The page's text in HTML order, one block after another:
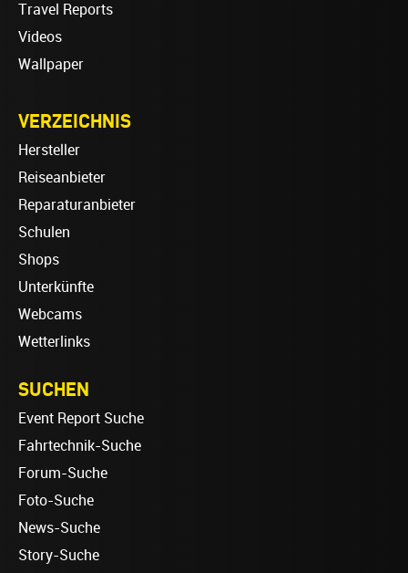
Travel Reports
Videos
Wallpaper
VERZEICHNIS
Hersteller
Reiseanbieter
Reparaturanbieter
Schulen
Shops
Unterkünfte
Webcams
Wetterlinks
SUCHEN
Event Report Suche
Fahrtechnik-Suche
Forum-Suche
Foto-Suche
News-Suche
Story-Suche